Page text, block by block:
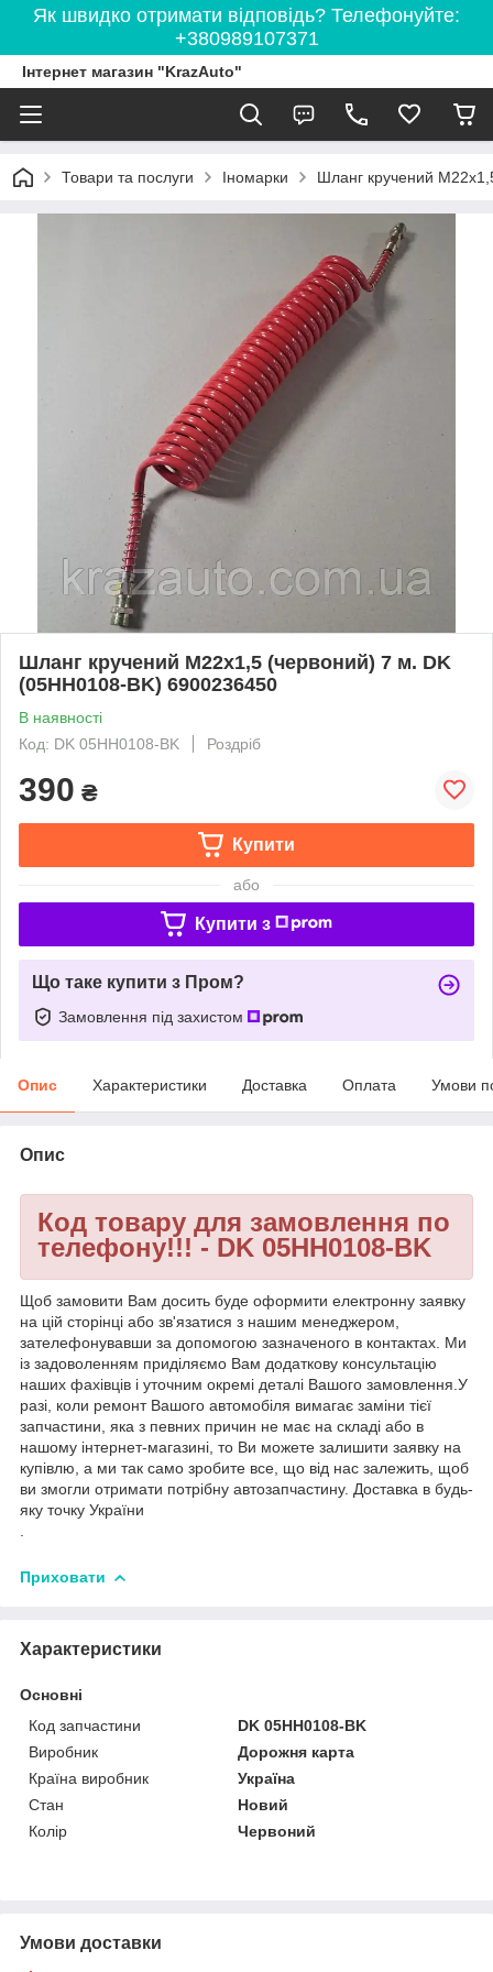
Як швидко отримати відповідь? Телефонуйте:
+380989107371
Інтернет магазин "KrazAuto"
Товари та послуги Іномарки Шланг кручений
Шланг кручений М22x1,5 (червоний) 7 м. DK
(05HH0108-BK) 6900236450
В наявності
Код: DK 05HH0108-BK
Роздріб
390 ₴
Купити
або
Купити з
Що таке купити з Пром?
Замовлення під захистом
Опис Характеристики Доставка Оплата Умови
Опис
Код товару для замовлення по
телефону!!! - DK 05HH0108-BK
Щоб замовити Вам досить буде оформити електронну заявку
на цій сторінці або зв'язатися з нашим менеджером,
зателефонувавши за допомогою зазначеного в контактах. Ми
із задоволенням приділяємо Вам додаткову консультацію
наших фахівців і уточним окремі деталі Вашого замовлення.У
разі, коли ремонт Вашого автомобіля вимагає заміни тієї
запчастини, яка з певних причин не має на складі або в
нашому інтернет-магазині, то Ви можете залишити заявку на
купівлю, а ми так само зробите все, що від нас залежить, щоб
ви змогли отримати потрібну автозапчастину. Доставка в будь-
яку точку України
Приховати
Характеристики
Основні
Код запчастини
DK 05HH0108-BK
Виробник
Дорожня карта
Країна виробник
Україна
Стан
Новий
Колір
Червоний
Умови доставки